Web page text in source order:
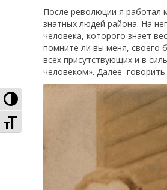
Высокая контрастность
Увеличенный шрифт
После революции я работал
знатных людей района. На
человека, которого знает
помните ли вы меня, своего
всех присутствующих и в
человеком». Далее